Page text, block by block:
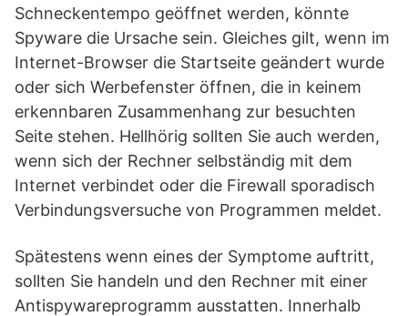
Schneckentempo geöffnet werden, könnte
Spyware die Ursache sein. Gleiches gilt, wenn im
Internet-Browser die Startseite geändert wurde
oder sich Werbefenster öffnen, die in keinem
erkennbaren Zusammenhang zur besuchten
Seite stehen. Hellhörig sollten Sie auch werden,
wenn sich der Rechner selbständig mit dem
Internet verbindet oder die Firewall sporadisch
Verbindungsversuche von Programmen meldet.
Spätestens wenn eines der Symptome auftritt,
sollten Sie handeln und den Rechner mit einer
Antispywareprogramm ausstatten. Innerhalb